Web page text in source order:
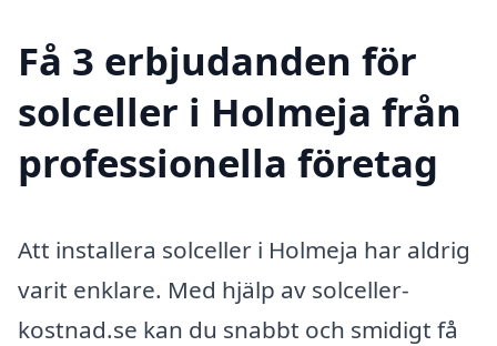
Få 3 erbjudanden för
solceller i Holmeja från
professionella företag
Att installera solceller i Holmeja har aldrig
varit enklare. Med hjälp av solceller-
kostnad.se kan du snabbt och smidigt få